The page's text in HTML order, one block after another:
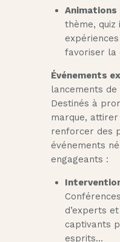
Animations
thème, quiz
favoriser la
Événements
lancements
Destinés à
marque,
renforcer des
événements
engageants :
d’experts
captivants
esprits…